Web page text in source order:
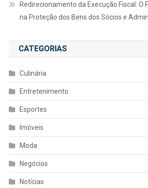
Redirecionamento da Execução Fiscal: O
na Proteção dos Bens dos Sócios e
CATEGORIAS
Culinária
Entretenimento
Esportes
Imóveis
Moda
Negócios
Notícias